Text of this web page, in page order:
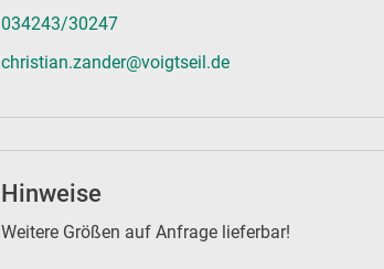
034243/30247
christian.zander@voigtseil.de
Hinweise
Weitere Größen auf Anfrage lieferbar!